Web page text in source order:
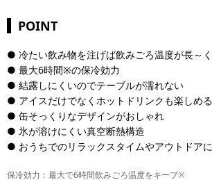
POINT
● 冷たい飲み物を注げば飲みごろ温度が長～く
● 最大6時間※の保冷効力
● 結露しにくいのでテーブルが濡れない
● アイスだけでなくホットドリンクも楽しめる
● 缶そっくりなデザインがおしゃれ
● 氷が溶けにくい真空断熱構造
● おうちでのリラックスタイムやアウトドア
保冷効力：最大で6時間飲みごろ温度をキープ※